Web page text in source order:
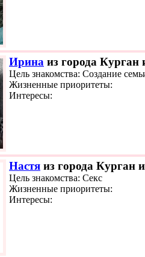
Ирина из города Курган
Цель знакомства: Создание
Жизненные приоритеты:
Интересы:
Настя из города Курган
Цель знакомства: Секс
Жизненные приоритеты:
Интересы: